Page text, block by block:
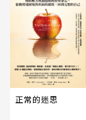
正常的迷思